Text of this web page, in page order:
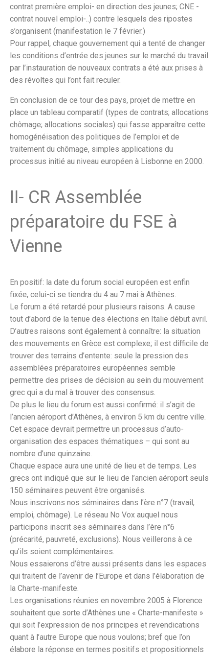
contrat première emploi- en direction des jeunes; CNE -
contrat nouvel emploi-..) contre lesquels des ripostes
s’organisent (manifestation le 7 février.)
Pour rappel, chaque gouvernement qui a tenté de changer
les conditions d’entrée des jeunes sur le marché du travail
par l’instauration de nouveaux contrats a été aux prises à
des révoltes qui l’ont fait reculer.
En conclusion de ce tour des pays, projet de mettre en
place un tableau comparatif (types de contrats; allocations
chômage; allocations sociales) qui fasse apparaître cette
homogénéisation des politiques de l’emploi et de
traitement du chômage, simples applications du
processus initié au niveau européen à Lisbonne en 2000.
II- CR Assemblée
préparatoire du FSE à
Vienne
En positif: la date du forum social européen est enfin
fixée, celui-ci se tiendra du 4 au 7 mai à Athènes.
Le forum a été retardé pour plusieurs raisons. A cause
tout d’abord de la tenue des élections en Italie début avril.
D’autres raisons sont également à connaître: la situation
des mouvements en Grèce est complexe; il est difficile de
trouver des terrains d’entente: seule la pression des
assemblées préparatoires européennes semble
permettre des prises de décision au sein du mouvement
grec qui a du mal à trouver des consensus.
De plus le lieu du forum est aussi confirmé: il s’agit de
l’ancien aéroport d’Athènes, à environ 5 km du centre ville.
Cet espace devrait permettre un processus d’auto-
organisation des espaces thématiques – qui sont au
nombre d’une quinzaine.
Chaque espace aura une unité de lieu et de temps. Les
grecs ont indiqué que sur le lieu de l’ancien aéroport seuls
150 séminaires peuvent être organisés.
Nous inscrivons nos séminaires dans l’ère n°7 (travail,
emploi, chômage). Le réseau No Vox auquel nous
participons inscrit ses séminaires dans l’ère n°6
(précarité, pauvreté, exclusions). Nous veillerons à ce
qu’ils soient complémentaires.
Nous essaierons d’être aussi présents dans les espaces
qui traitent de l’avenir de l’Europe et dans l’élaboration de
la Charte-manifeste.
Les organisations réunies en novembre 2005 à Florence
souhaitent que sorte d’Athènes une « Charte-manifeste »
qui soit l’expression de nos principes et revendications
quant à l’autre Europe que nous voulons; bref que l’on
élabore la réponse en termes positifs et propositionnels